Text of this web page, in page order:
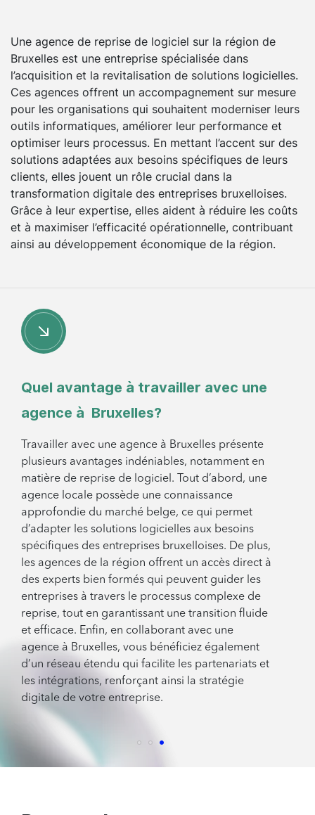
Une agence de reprise de logiciel sur la région de
Bruxelles est une entreprise spécialisée dans
l’acquisition et la revitalisation de solutions logicielles.
Ces agences offrent un accompagnement sur mesure
pour les organisations qui souhaitent moderniser leurs
outils informatiques, améliorer leur performance et
optimiser leurs processus. En mettant l’accent sur des
solutions adaptées aux besoins spécifiques de leurs
clients, elles jouent un rôle crucial dans la
transformation digitale des entreprises bruxelloises.
Grâce à leur expertise, elles aident à réduire les coûts
et à maximiser l’efficacité opérationnelle, contribuant
ainsi au développement économique de la région.
Quel avantage à travailler avec une
agence à Bruxelles?
Travailler avec une agence à Bruxelles présente
plusieurs avantages indéniables, notamment en
matière de reprise de logiciel. Tout d’abord, une
agence locale possède une connaissance
approfondie du marché belge, ce qui permet
d’adapter les solutions logicielles aux besoins
spécifiques des entreprises bruxelloises. De plus,
les agences de la région offrent un accès direct à
des experts bien formés qui peuvent guider les
entreprises à travers le processus complexe de
reprise, tout en garantissant une transition fluide
et efficace. Enfin, en collaborant avec une
agence à Bruxelles, vous bénéficiez également
d’un réseau étendu qui facilite les partenariats et
les intégrations, renforçant ainsi la stratégie
digitale de votre entreprise.